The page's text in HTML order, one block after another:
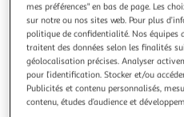
Pur jus de pomme
100 % Pur Jus de fruits
En savoir +
mes préférences" en bas de page. Les
sur notre ou nos sites web. Pour plus
politique de confidentialité. Nos équipes
traitent des données selon les finalités
géolocalisation précises. Analyser
pour l’identification. Stocker et/ou
Publicités et contenu personnalisés,
contenu, études d’audience et